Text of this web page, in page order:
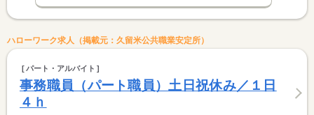
ハローワーク求人（掲載元：久留米公共職業安定所）
パート・アルバイト
事務職員（パート職員）土日祝休み／１日
４ｈ